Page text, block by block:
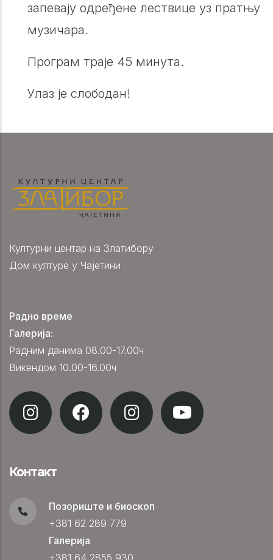
запевају одређене лествице уз пратњу
музичара.
Програм траје 45 минута.
Улаз је слободан!
Културни центар на Златибору
Дом културе у Чајетини
Радно време
Галерија:
Радним данима 08.00-17.00ч
Викендом 10.00-16.00ч
Контакт
Позориште и биоскоп
+381 62 289 779
Галерија
+381 64 2855 930